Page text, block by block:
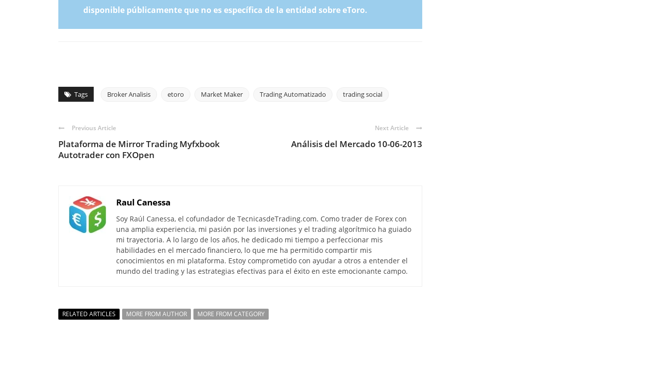
disponible públicamente que no es específica de la entidad sobre eToro.
Tags Broker Analisis etoro Market Maker Trading Automatizado trading social
Previous Article
Plataforma de Mirror Trading Myfxbook
Autotrader con FXOpen
Next Article
Análisis del Mercado 10-06-2013
Raul Canessa
Soy Raúl Canessa, el cofundador de TecnicasdeTrading.com. Como trader de Forex con
una amplia experiencia, mi pasión por las inversiones y el trading algorítmico ha guiado
mi trayectoria. A lo largo de los años, he dedicado mi tiempo a perfeccionar mis
habilidades en el mercado financiero, lo que me ha permitido compartir mis
conocimientos en mi plataforma. Estoy comprometido con ayudar a otros a entender el
mundo del trading y las estrategias efectivas para el éxito en este emocionante campo.
RELATED ARTICLES MORE FROM AUTHOR MORE FROM CATEGORY